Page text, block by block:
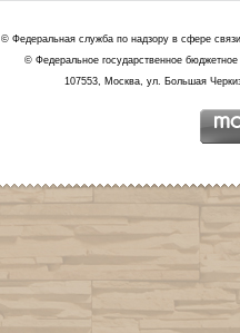
© Федеральная служба по надзору в сфере
© Федеральное государственное
107553, Москва, ул. Большая